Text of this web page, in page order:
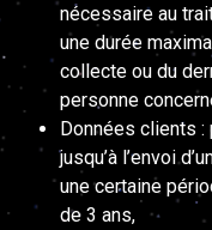
nécessaire au
une durée
collecte ou du
personne
Données clients :
jusqu’à l’envoi
une certaine
de 3 ans,